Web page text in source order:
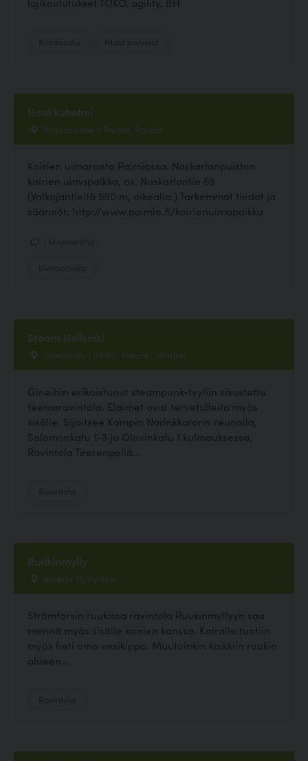
Haukkuhelmi
Naskarlantie 1, Paimio, Paimio
Koirien uimaranta Paimiossa. Naskarlanpuiston
koirien uimapaikka, os. Naskarlantie 59.
(Valkojantieltä 590 m, oikealla.) Tarkemmat tiedot ja
säännöt: http://www.paimio.fi/koirienuimapaikka
Steam Hellsinki
Olavinkatu 1 00100, Helsinki, Helsinki
Gineihin erikoistunut steampunk-tyyliin sisustettu
teemaravintola. Eläimet ovat tervetulleita myös
sisälle. Sijaitsee Kampin Narinkkatorin reunalla,
Salomonkatu 1-3 ja Olavinkatu 1 kulmauksessa,
Ravintola Teerenpeliä...
Ruukinmylly
Ruukille 15, Pyhtää
Strömforsin ruukissa ravintola Ruukinmyllyyn saa
mennä myös sisälle koirien kanssa. Koiralle tuotiin
myös heti oma vesikippo. Muutoinkin kaikkiin ruukin
alueen...